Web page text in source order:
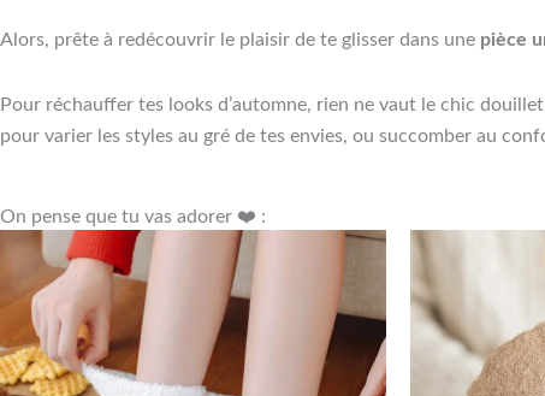
Alors, prête à redécouvrir le plaisir de te glisser dans une pièce
Pour réchauffer tes looks d’automne, rien ne vaut le chic
pour varier les styles au gré de tes envies, ou succomber au
On pense que tu vas adorer ❤️ :